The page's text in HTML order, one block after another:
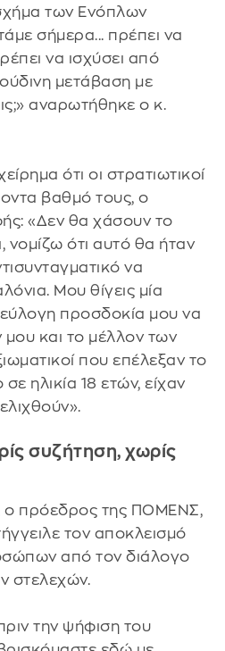
των Ενόπλων
σήμερα... πρέπει να
να ισχύσει από
μετάβαση με
αναρωτήθηκε ο κ.
ότι οι στρατιωτικοί
βαθμό τους, ο
«Δεν θα χάσουν το
νομίζω ότι αυτό θα ήταν
να
Μου θίγεις μία
προσδοκία μου να
και το μέλλον των
που επέλεξαν το
ηλικία 18 ετών, είχαν
συζήτηση, χωρίς
ο πρόεδρος της ΠΟΜΕΝΣ,
τον αποκλεισμό
από τον διάλογο
στελεχών.
την ψήφιση του